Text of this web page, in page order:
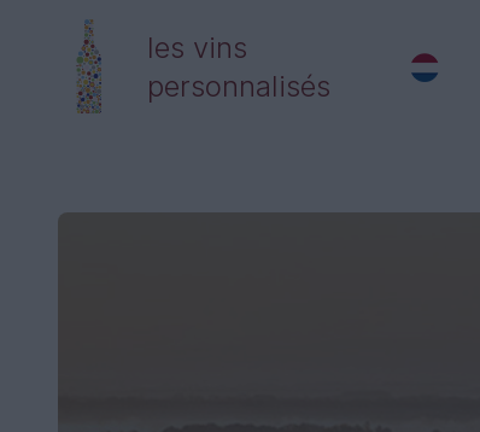
les vins
personnalisés